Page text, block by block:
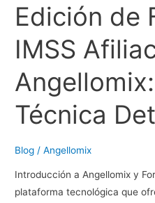
Edición de
IMSS
Técnica
Blog /Angellomix
Introducción a Angellomix y
plataforma tecnológica que